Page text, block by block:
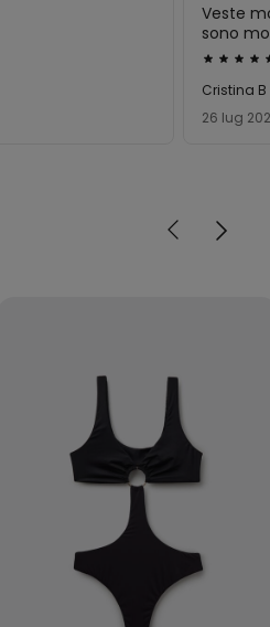
Valutato
5
su
Veste
sono
26 lug
Cristina B